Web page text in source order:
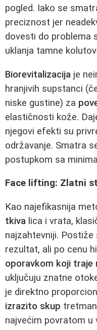
pogled. Iako se
preciznost jer
dovesti do problema
uklanja tamne
Biorevitalizacija je
hranjivih supstanci
niske gustine) za
elastičnosti kože.
njegovi efekti su
održavanje. Smatra
postupkom sa
Face lifting: Zlatni
Kao najefikasnija
tkiva lica i vrata,
najzahtevniji.
rezultat, ali po cenu
oporavkom koji traje
uključuju znatne
je direktno
izrazito skup
najvećim povratom u